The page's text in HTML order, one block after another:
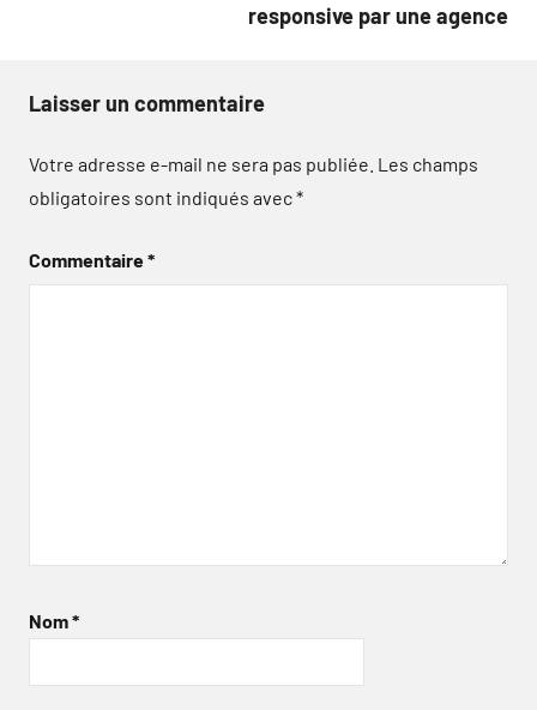
responsive par une agence
Laisser un commentaire
Votre adresse e-mail ne sera pas publiée. Les champs
obligatoires sont indiqués avec*
Commentaire*
Nom*